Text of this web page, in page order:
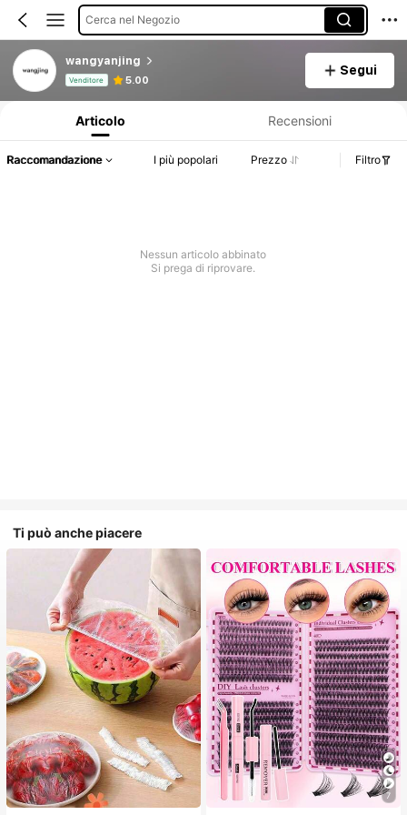
Cerca nel Negozio
wangyanjing
Venditore 5.00
Segui
Articolo Recensioni
Raccomandazione I più popolari Prezzo Filtro
Nessun articolo abbinato
Si prega di riprovare.
Ti può anche piacere
7